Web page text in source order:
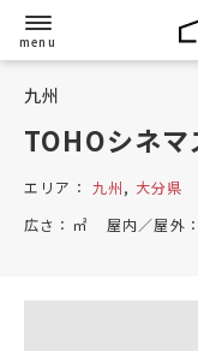
九州
TOHOシネ
エリア： 九州, 大分県
広さ： ㎡ 屋内／屋外：